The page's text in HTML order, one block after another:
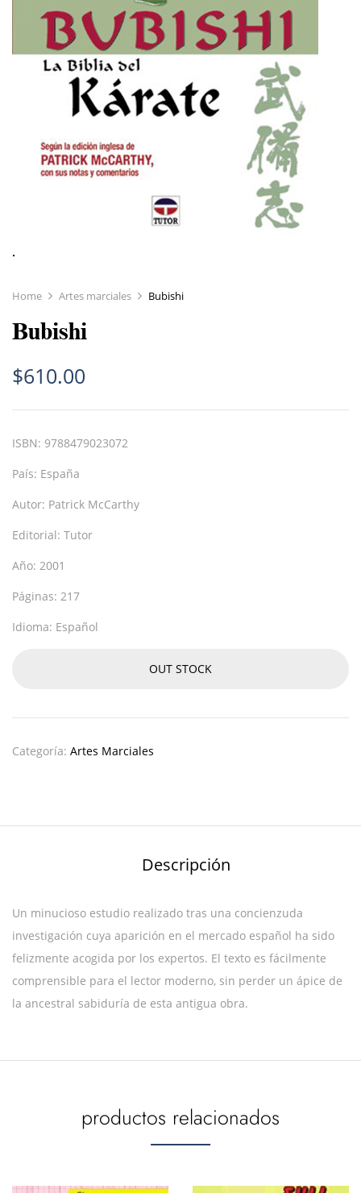
Home Artes marciales Bubishi
Bubishi
$610.00
ISBN: 9788479023072
País: España
Autor: Patrick McCarthy
Editorial: Tutor
Año: 2001
Páginas: 217
Idioma: Español
OUT STOCK
Categoría: Artes Marciales
Descripción
Un minucioso estudio realizado tras una concienzuda
investigación cuya aparición en el mercado español ha sido
felizmente acogida por los expertos. El texto es fácilmente
comprensible para el lector moderno, sin perder un ápice de
la ancestral sabiduría de esta antigua obra.
productos relacionados